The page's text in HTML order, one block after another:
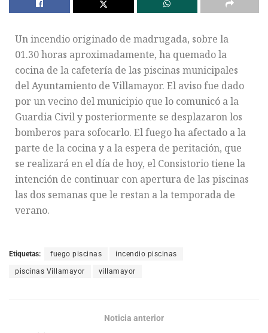
Un incendio originado de madrugada, sobre la
01.30 horas aproximadamente, ha quemado la
cocina de la cafetería de las piscinas municipales
del Ayuntamiento de Villamayor. El aviso fue dado
por un vecino del municipio que lo comunicó a la
Guardia Civil y posteriormente se desplazaron los
bomberos para sofocarlo. El fuego ha afectado a la
parte de la cocina y a la espera de peritación, que
se realizará en el día de hoy, el Consistorio tiene la
intención de continuar con apertura de las piscinas
las dos semanas que le restan a la temporada de
verano.
Etiquetas: fuego piscinas incendio piscinas
piscinas Villamayor villamayor
Noticia anterior